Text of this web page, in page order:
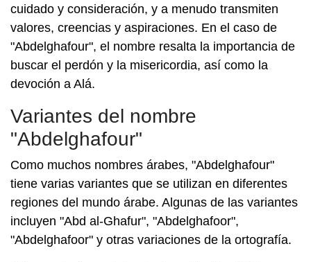
cuidado y consideración, y a menudo transmiten
valores, creencias y aspiraciones. En el caso de
"Abdelghafour", el nombre resalta la importancia de
buscar el perdón y la misericordia, así como la
devoción a Alá.
Variantes del nombre
"Abdelghafour"
Como muchos nombres árabes, "Abdelghafour"
tiene varias variantes que se utilizan en diferentes
regiones del mundo árabe. Algunas de las variantes
incluyen "Abd al-Ghafur", "Abdelghafoor",
"Abdelghafoor" y otras variaciones de la ortografía.